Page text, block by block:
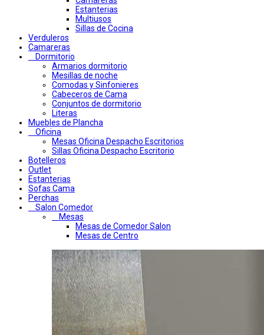
Estanterias
Multiusos
Sillas de Cocina
Verduleros
Camareras
Dormitorio
Armarios dormitorio
Mesillas de noche
Comodas y Sinfonieres
Cabeceros de Cama
Conjuntos de dormitorio
Literas
Muebles de Plancha
Oficina
Mesas Oficina Despacho Escritorios
Sillas Oficina Despacho Escritorio
Botelleros
Outlet
Estanterias
Sofas Cama
Perchas
Salon Comedor
Mesas
Mesas de Comedor Salon
Mesas de Centro